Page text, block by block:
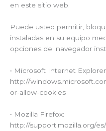
en este sitio web.
Puede usted permitir,
instaladas en su equipo
opciones del navegador
• Microsoft Internet
http://
or-allow-cookies
• Mozilla Firefox:
http://support.mozilla.org/